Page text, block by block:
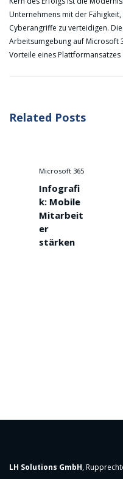
Unternehmens mit der
Cyberangriffe zu verteidigen.
Arbeitsumgebung auf Microsoft
Vorteile eines Plattformansatzes
Related Posts
Microsoft 365
Infografi
k: Mobile
Mitarbeit
stärken
LH Solutions GmbH,